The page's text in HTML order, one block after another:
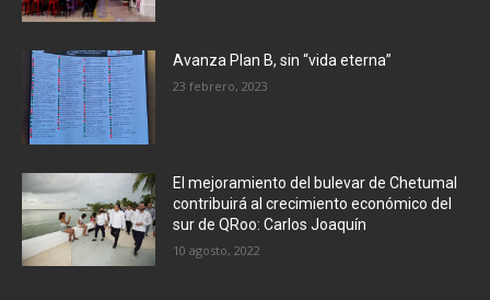
Avanza Plan B, sin “vida eterna”
23 febrero, 2023
El mejoramiento del bulevar de Chetumal
contribuirá al crecimiento económico del
sur de QRoo: Carlos Joaquín
10 agosto, 2022